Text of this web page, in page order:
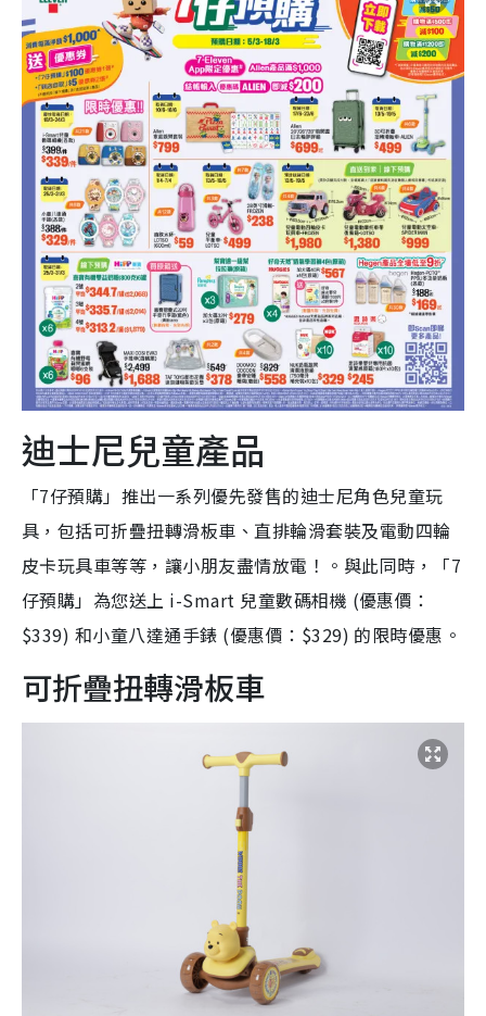
迪士尼兒童產品
「7仔預購」推出一系列優先發售的迪士尼角色兒童玩
具，包括可折疊扭轉滑板車、直排輪滑套裝及電動四輪
皮卡玩具車等等，讓小朋友盡情放電！。與此同時，「7
仔預購」為您送上 i-Smart 兒童數碼相機 (優惠價：
$339) 和小童八達通手錶 (優惠價：$329) 的限時優惠。
可折疊扭轉滑板車